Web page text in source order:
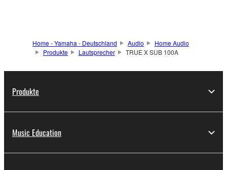
Home - Yamaha - Deutschland Audio
Home Audio
Produkte
Lautsprecher TRUE X SUB 100A
Produkte
Music Education